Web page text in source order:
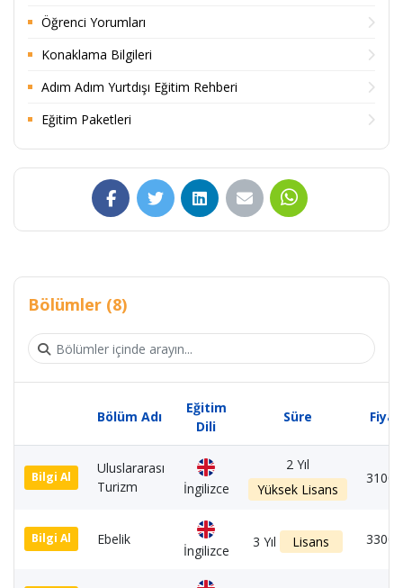
Öğrenci Yorumları
Konaklama Bilgileri
Adım Adım Yurtdışı Eğitim Rehberi
Eğitim Paketleri
Bölümler (8)
Bölüm Adı
Eğitim
Dili
Süre Fiyat
Bilgi Al
Uluslararası
Turizm
İngilizce
2 Yıl
Yüksek Lisans
3100
Bilgi Al Ebelik
İngilizce
3 Yıl Lisans 3300